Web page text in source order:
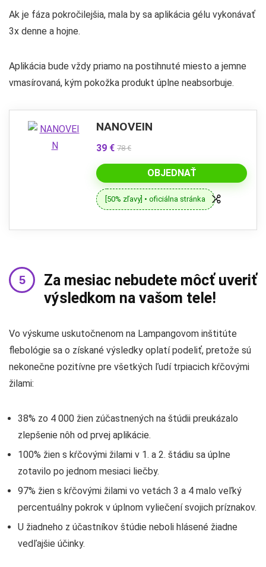
Ak je fáza pokročilejšia, mala by sa aplikácia gélu vykonávať
3x denne a hojne.
Aplikácia bude vždy priamo na postihnuté miesto a jemne
vmasírovaná, kým pokožka produkt úplne neabsorbuje.
NANOVEIN
39 € 78 €
OBJEDNAŤ
[50% zľavy] • oficiálna stránka
Za mesiac nebudete môcť uveriť
výsledkom na vašom tele!
Vo výskume uskutočnenom na Lampangovom inštitúte
flebológie sa o získané výsledky oplatí podeliť, pretože sú
nekonečne pozitívne pre všetkých ľudí trpiacich kŕčovými
žilami:
38% zo 4 000 žien zúčastnených na štúdii preukázalo
zlepšenie nôh od prvej aplikácie.
100% žien s kŕčovými žilami v 1. a 2. štádiu sa úplne
zotavilo po jednom mesiaci liečby.
97% žien s kŕčovými žilami vo vetách 3 a 4 malo veľký
percentuálny pokrok v úplnom vyliečení svojich príznakov.
U žiadneho z účastníkov štúdie neboli hlásené žiadne
vedľajšie účinky.